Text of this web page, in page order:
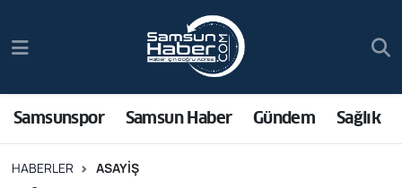
Samsunspor Samsun Haber Gündem Sağlık
HABERLER ASAYIŞ
Samsun Haber
Sağlık
Trafik Durumu
Süper Lig Puan Durumu ve Fikstür